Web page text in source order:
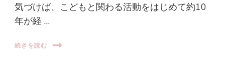
気づけば、こどもと関わる活動をはじめて約10
年が経 …
続きを読む